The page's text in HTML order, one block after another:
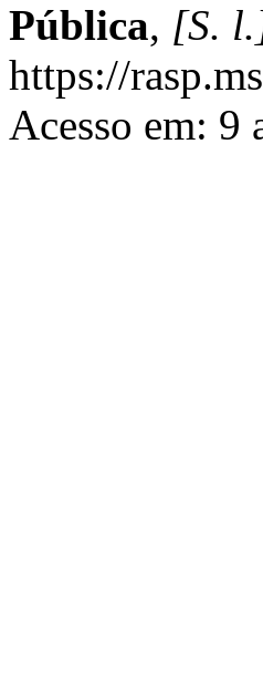
Pública, [S.
https://
Acesso em: 9